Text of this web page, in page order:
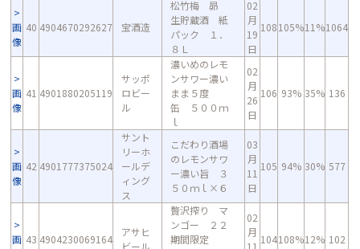
画
像
40 4904670292627 宝酒造
松竹梅 昴
生貯蔵酒 紙
パック １．
８Ｌ
02
月
19
日
108105%11%1064
画
像
41 4901880205119
サッポ
ロビー
ル
濃いめのレモ
ンサワー濃い
まま５度
缶 ５００ｍ
ｌ
02
月
26
日
106 93% 35% 136
画
像
42 4901777375024
サント
リーホ
ールデ
ィング
ス
こだわり酒場
のレモンサワ
ー濃い旨 ３
５０ｍｌ×６
03
月
11
日
105 94% 30% 577
画 43 4904230069164
アサヒ
ビール
贅沢搾り マ
ンゴー ２２
期間限定
02
月
11
104108%12% 102